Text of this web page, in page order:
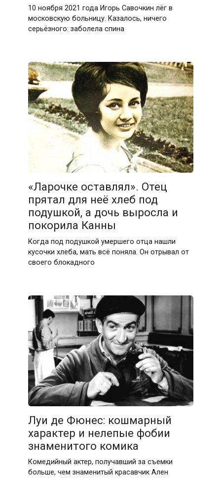
10 ноября 2021 года Игорь Савочкин лёг в
московскую больницу. Казалось, ничего
серьёзного: заболела спина
«Ларочке оставлял». Отец
прятал для неё хлеб под
подушкой, а дочь выросла и
покорила Канны
Когда под подушкой умершего отца нашли
кусочки хлеба, мать всё поняла. Он отрывал от
своего блокадного
Луи де Фюнес: кошмарный
характер и нелепые фобии
знаменитого комика
Комедийный актер, получавший за съемки
больше, чем знаменитый красавчик Ален